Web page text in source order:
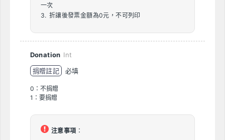
一次
3. 折讓後發票金額為0元，不可列印
Donation Int
捐贈註記
必填
0：不捐贈
1：要捐贈
注意事項 ：